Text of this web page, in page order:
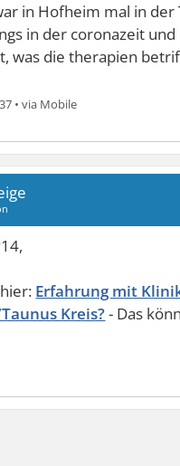
in Hofheim mal in der
in der coronazeit
was die therapien
•
Erfahrung mit
Kreis?